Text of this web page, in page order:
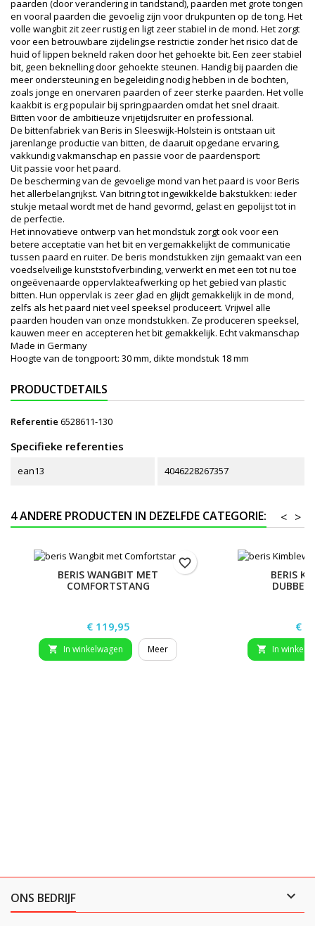
paarden (door verandering in tandstand), paarden met grote tongen
en vooral paarden die gevoelig zijn voor drukpunten op de tong. Het
volle wangbit zit zeer rustig en ligt zeer stabiel in de mond. Het zorgt
voor een betrouwbare zijdelingse restrictie zonder het risico dat de
huid of lippen bekneld raken door het gehoekte bit. Een zeer stabiel
bit, geen beknelling door gehoekte steunen. Handig bij paarden die
meer ondersteuning en begeleiding nodig hebben in de bochten,
zoals jonge en onervaren paarden of zeer sterke paarden. Het volle
kaakbit is erg populair bij springpaarden omdat het snel draait.
Bitten voor de ambitieuze vrijetijdsruiter en professional.
De bittenfabriek van Beris in Sleeswijk-Holstein is ontstaan ​​uit
jarenlange productie van bitten, de daaruit opgedane ervaring,
vakkundig vakmanschap en passie voor de paardensport:
Uit passie voor het paard.
De bescherming van de gevoelige mond van het paard is voor Beris
het allerbelangrijkst. Van bitring tot ingewikkelde bakstukken: ieder
stukje metaal wordt met de hand gevormd, gelast en gepolijst tot in
de perfectie.
Het innovatieve ontwerp van het mondstuk zorgt ook voor een
betere acceptatie van het bit en vergemakkelijkt de communicatie
tussen paard en ruiter. De beris mondstukken zijn gemaakt van een
voedselveilige kunststofverbinding, verwerkt en met een tot nu toe
ongeëvenaarde oppervlakteafwerking op het gebied van plastic
bitten. Hun oppervlak is zeer glad en glijdt gemakkelijk in de mond,
zelfs als het paard niet veel speeksel produceert. Vrijwel alle
paarden houden van onze mondstukken. Ze produceren speeksel,
kauwen meer en accepteren het bit gemakkelijk. Echt vakmanschap
Made in Germany
Hoogte van de tongpoort: 30 mm, dikte mondstuk 18 mm
PRODUCTDETAILS
Referentie 6528611-130
Specifieke referenties
ean13 4046228267357
4 ANDERE PRODUCTEN IN DEZELFDE CATEGORIE: >
<
BERIS WANGBIT MET
COMFORTSTANG
Prijs
€ 119,95
 In winkelwagen Meer
favorite_border
BERIS
€
 In
ONS BEDRIJF 